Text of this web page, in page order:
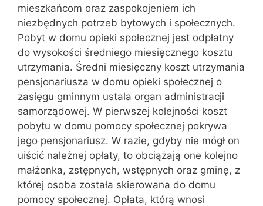
mieszkańcom oraz zaspokojeniem ich
niezbędnych potrzeb bytowych i społecznych.
Pobyt w domu opieki społecznej jest odpłatny
do wysokości średniego miesięcznego kosztu
utrzymania. Średni miesięczny koszt utrzymania
pensjonariusza w domu opieki społecznej o
zasięgu gminnym ustala organ administracji
samorządowej. W pierwszej kolejności koszt
pobytu w domu pomocy społecznej pokrywa
jego pensjonariusz. W razie, gdyby nie mógł on
uiścić należnej opłaty, to obciążają one kolejno
małżonka, zstępnych, wstępnych oraz gminę, z
której osoba została skierowana do domu
pomocy społecznej. Opłata, którą wnosi